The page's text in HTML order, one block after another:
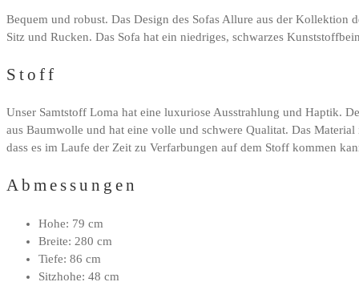
Bequem und robust. Das Design des Sofas Allure aus der Kollektion
Sitz und Rucken. Das Sofa hat ein niedriges, schwarzes
Stoff
Unser Samtstoff Loma hat eine luxuriose Ausstrahlung und Haptik.
aus Baumwolle und hat eine volle und schwere Qualitat. Das
dass es im Laufe der Zeit zu Verfarbungen auf dem Stoff kommen
Abmessungen
Hohe: 79 cm
Breite: 280 cm
Tiefe: 86 cm
Sitzhohe: 48 cm